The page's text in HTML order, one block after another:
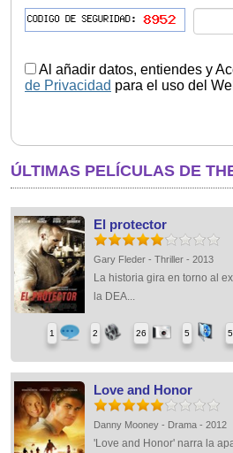
Al añadir datos, entiendes y
de Privacidad para el uso del
ÚLTIMAS PELÍCULAS DE
El protector
Gary Fleder - Thriller - 2013
La historia gira en torno al
la DEA...
1 2 26 5
Love and Honor
Danny Mooney - Drama - 2012
'Love and Honor' narra la